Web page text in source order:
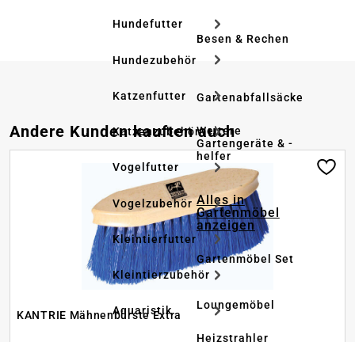
Hundefutter
Hundezubehör
Katzenfutter
Katzenzubehör
Vogelfutter
Vogelzubehör
Kleintierfutter
Kleintierzubehör
Aquaristik
Besen & Rechen
Gartenabfallsäcke
Weitere
Gartengeräte & -
helfer
Alles in
Gartenmöbel
anzeigen
Gartenmöbel Set
Loungemöbel
Heizstrahler
Produktgalerie überspringen
Andere Kunden kauften auch
KANTRIE Mähnenbürste Extra